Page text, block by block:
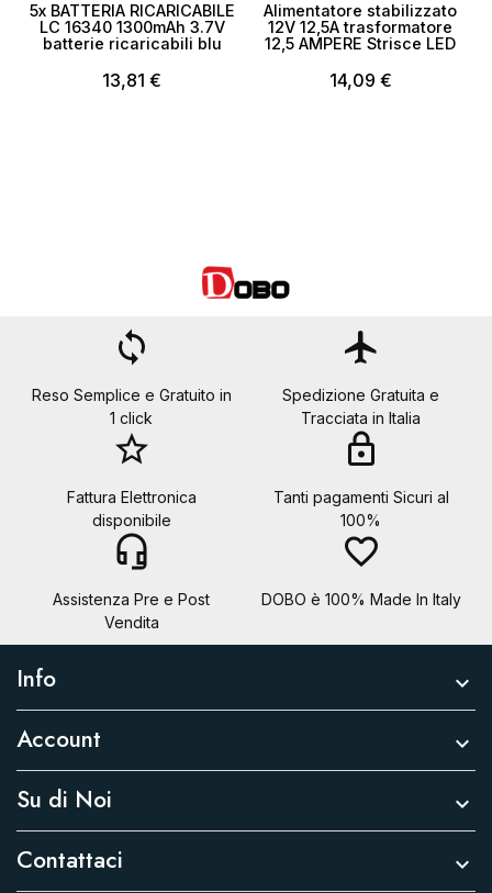
5x BATTERIA RICARICABILE
LC 16340 1300mAh 3.7V
batterie ricaricabili blu
13,81 €
Alimentatore stabilizzato
12V 12,5A trasformatore
12,5 AMPERE Strisce LED
14,09 €
loop
Reso Semplice e Gratuito in
1 click
flight
Spedizione Gratuita e
Tracciata in Italia
star_border
Fattura Elettronica
disponibile
lock
Tanti pagamenti Sicuri al
100%
headset_mic
Assistenza Pre e Post
Vendita
favorite_border
DOBO è 100% Made In Italy
Info 
Account 
Su di Noi 
Contattaci 